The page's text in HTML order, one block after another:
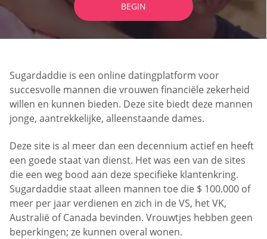
BEGIN
Sugardaddie is een online datingplatform voor
succesvolle mannen die vrouwen financiële zekerheid
willen en kunnen bieden. Deze site biedt deze mannen
jonge, aantrekkelijke, alleenstaande dames.
Deze site is al meer dan een decennium actief en heeft
een goede staat van dienst. Het was een van de sites
die een weg bood aan deze specifieke klantenkring.
Sugardaddie staat alleen mannen toe die $ 100.000 of
meer per jaar verdienen en zich in de VS, het VK,
Australië of Canada bevinden. Vrouwtjes hebben geen
beperkingen; ze kunnen overal wonen.